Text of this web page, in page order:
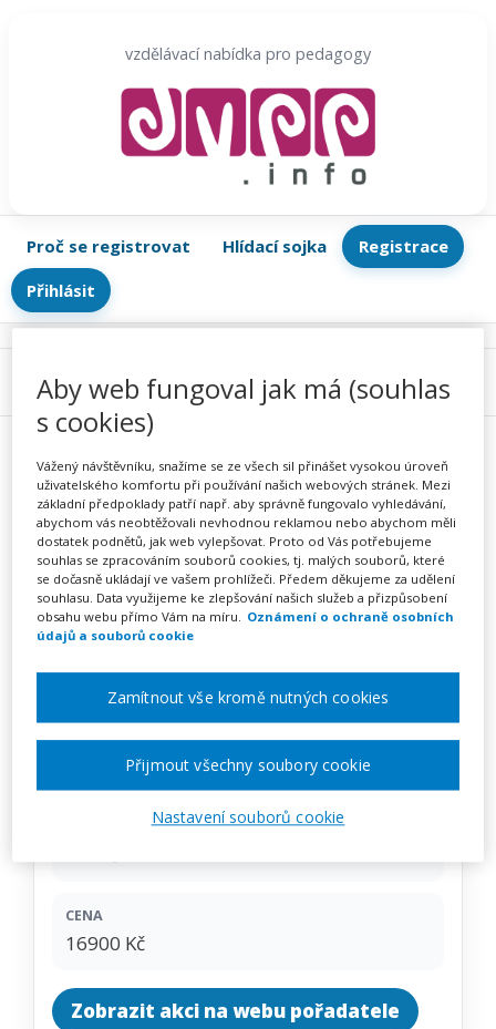
vzdělávací nabídka pro pedagogy
Proč se registrovat Hlídací sojka
Registrace
Přihlásit
Selektivní prevence – řízení
vztahů v třídním kolektivu –
techniky – kurz na klíč
TERMÍN
CENA
16900 Kč
Zobrazit akci na webu pořadatele
Menu
Aby web fungoval jak má (souhlas
s cookies)
Vážený návštěvníku, snažíme se ze všech sil přinášet vysokou úroveň
uživatelského komfortu při používání našich webových stránek. Mezi
základní předpoklady patří např. aby správně fungovalo vyhledávání,
abychom vás neobtěžovali nevhodnou reklamou nebo abychom měli
dostatek podnětů, jak web vylepšovat. Proto od Vás potřebujeme
souhlas se zpracováním souborů cookies, tj. malých souborů, které
se dočasně ukládají ve vašem prohlížeči. Předem děkujeme za udělení
souhlasu. Data využijeme ke zlepšování našich služeb a přizpůsobení
obsahu webu přímo Vám na míru. Oznámení o ochraně osobních
údajů a souborů cookie
Nastavení souborů cookie
Zamítnout vše kromě nutných cookies
Přijmout všechny soubory cookie